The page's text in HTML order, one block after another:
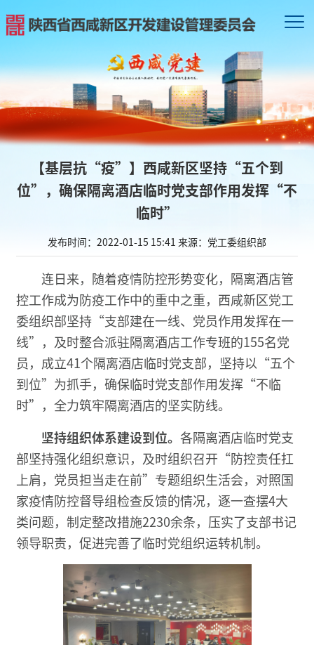
【基层抗“疫”】西咸新区坚持“五个到
位”，确保隔离酒店临时党支部作用发挥“不
临时”
发布时间：2022-01-15 15:41 来源：党工委组织部
连日来，随着疫情防控形势变化，隔离酒店管
控工作成为防疫工作中的重中之重，西咸新区党工
委组织部坚持“支部建在一线、党员作用发挥在一
线”，及时整合派驻隔离酒店工作专班的155名党
员，成立41个隔离酒店临时党支部，坚持以“五个
到位”为抓手，确保临时党支部作用发挥“不临
时”，全力筑牢隔离酒店的坚实防线。
坚持组织体系建设到位。 各隔离酒店临时党支
部坚持强化组织意识，及时组织召开“防控责任扛
上肩，党员担当走在前”专题组织生活会，对照国
家疫情防控督导组检查反馈的情况，逐一查摆4大
类问题，制定整改措施2230余条，压实了支部书记
领导职责，促进完善了临时党组织运转机制。